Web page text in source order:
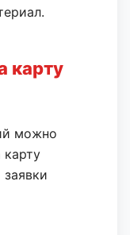
карту
можно
карту